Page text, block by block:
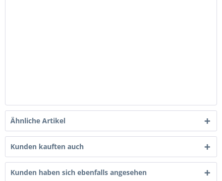
Ähnliche Artikel
Kunden kauften auch
Kunden haben sich ebenfalls angesehen